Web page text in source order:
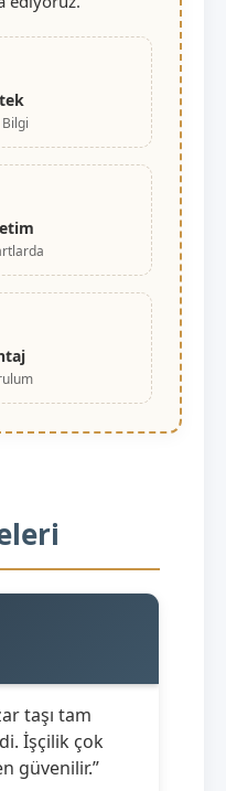
taşı tam
İşçilik çok
güvenilir.”